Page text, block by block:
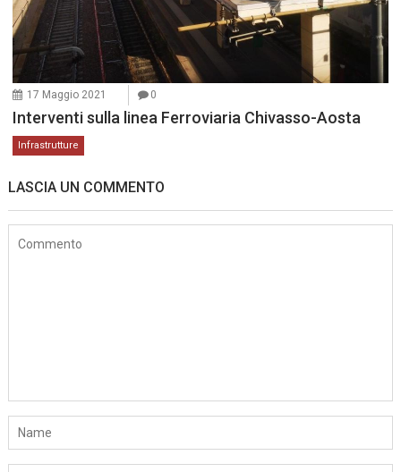
17 Maggio 2021 0
Interventi sulla linea Ferroviaria Chivasso-Aosta
Infrastrutture
LASCIA UN COMMENTO